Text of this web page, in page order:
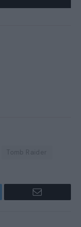
Tomb Raider
Email